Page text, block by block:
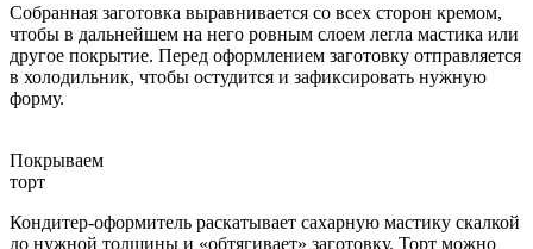
Собранная заготовка выравнивается со всех сторон кремом,
чтобы в дальнейшем на него ровным слоем легла мастика или
другое покрытие. Перед оформлением заготовку отправляется
в холодильник, чтобы остудится и зафиксировать нужную
форму.
Покрываем
торт
Кондитер-оформитель раскатывает сахарную мастику скалкой
до нужной толщины и «обтягивает» заготовку. Торт можно